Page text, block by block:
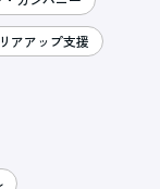
アアップ支援